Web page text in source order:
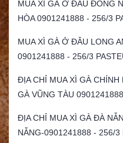
MUA XÌ GÀ Ở ĐÂU ĐỒNG
HÒA 0901241888 - 256/3
MUA XÌ GÀ Ở ĐÂU LONG
0901241888 - 256/3
ĐỊA CHỈ MUA XÌ GÀ CHÍNH
GÀ VŨNG TÀU
ĐỊA CHỈ MUA XÌ GÀ ĐÀ
NẴNG-0901241888 - 256/3